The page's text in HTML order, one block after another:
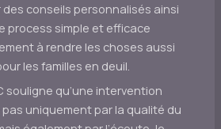
des conseils personnalisés ainsi
process simple et efficace
à rendre les choses aussi
les familles en deuil.
souligne qu’une intervention
uniquement par la qualité du